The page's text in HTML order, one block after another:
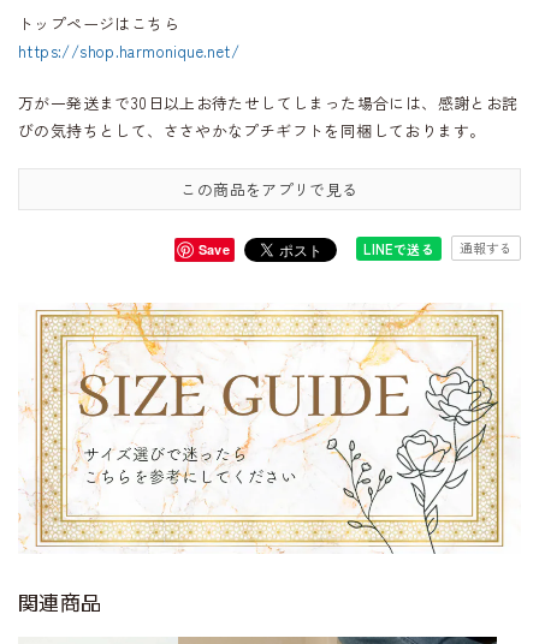
トップページはこちら
https://shop.harmonique.net/
万が一発送まで30日以上お待たせしてしまった場合には、感謝とお詫
びの気持ちとして、ささやかなプチギフトを同梱しております。
この商品をアプリで見る
Save LINEで送る 通報する
関連商品